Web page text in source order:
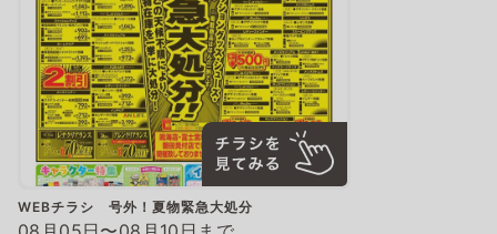
WEBチラシ 号外！夏物緊急大処分